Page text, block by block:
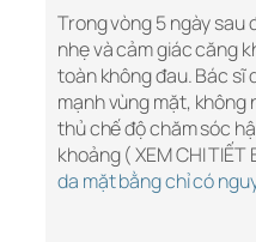
Trong vòng 5 ngày sau
nhẹ và cảm giác căng
toàn không đau. Bác sĩ
mạnh vùng mặt, không
thủ chế độ chăm sóc
khoảng ( XEM CHI TIẾT
da mặt bằng chỉ có